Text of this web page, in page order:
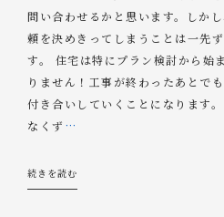
問い合わせるかと思います。しか
頼を決めきってしまうことは一先
す。 住宅は特にプラン検討から始
りません！工事が終わったあとで
付き合いしていくことになります
なくず …
続きを読む